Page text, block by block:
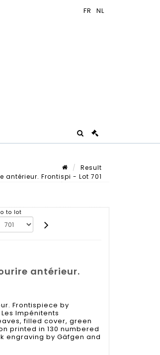
Result
antérieur. Frontispi - Lot 701
to lot
antérieur.
Frontispiece by
Impénitents
filled cover, green
printed in 130 numbered
engraving by Gäfgen and